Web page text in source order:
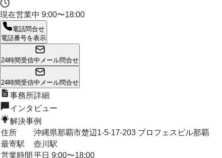
現在営業中 9:00〜18:00
電話問合せ
電話番号を表示
24時間受信中 メール問合せ
24時間受信中 メール問合せ
事務所詳細
インタビュー
解決事例
住所
沖縄県那覇市楚辺1-5-17-203 プロフェスビル那覇
最寄駅
壺川駅
営業時間 平日 9:00〜18:00